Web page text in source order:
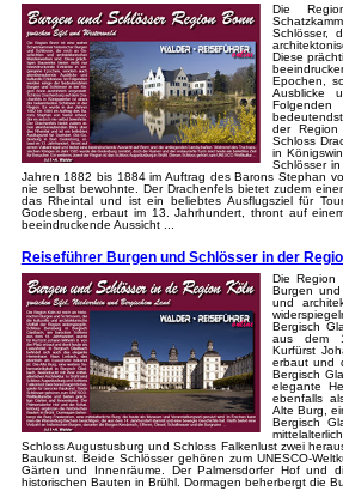
Die
Schlösser,
Diese
Epochen,
Ausblicke
der Region
Schloss
in
Schlösser
Jahren 1882 bis 1884 im Auftrag des Barons Stephan
nie selbst bewohnte. Der Drachenfels bietet zudem
das Rheintal und ist ein beliebtes Ausflugsziel für
Godesberg, erbaut im 13. Jahrhundert, thront auf
beeindruckende Aussicht ...
Reiseführer Burgen und Schlösser in der
Die Region
Burgen
und
Bergisch
aus dem
Kurfürst
erbaut und
Bergisch
elegante
ebenfalls
Alte Burg,
Bergisch
Schloss Augustusburg und Schloss Falkenlust zwei
Baukunst. Beide Schlösser gehören zum UNESCO-
Gärten und Innenräume. Der Palmersdorfer Hof und
historischen Bauten in Brühl. Dormagen beherbergt die